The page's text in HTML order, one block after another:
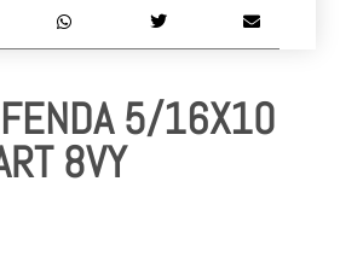
5/16X10
8VY